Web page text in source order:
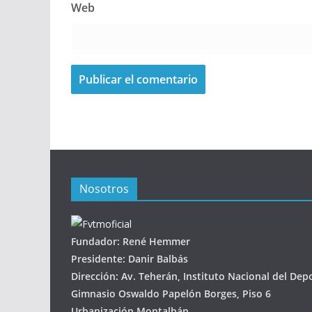
Web
Nosotros
Fundador: René Hemmer
Presidente: Danir Balbás
Dirección: Av. Teherán, Instituto Nacional del
Gimnasio Oswaldo Papelón Borges, Piso 6